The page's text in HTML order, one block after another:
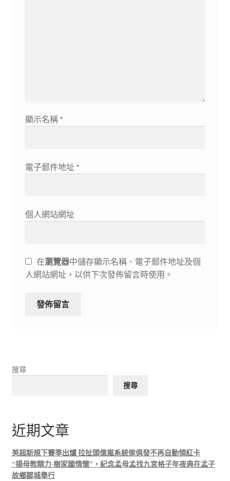
顯示名稱 *
電子郵件地址 *
個人網站網址
在瀏覽器中儲存顯示名稱、電子郵件地址及個
人網站網址，以供下次發佈留言時使用。
搜尋
搜尋
近期文章
英超新規下賽季出爐 拉扯頭億嵐系統傢俱發不再自動領紅卡
“揚母教精力·樹家國情懷”，紀念孟母孟找九宮格子年夜典在孟子
故鄉鄒城舉行